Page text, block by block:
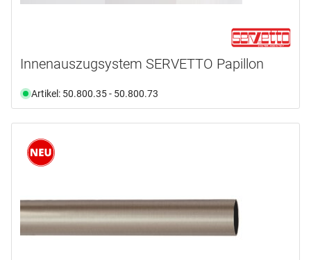
Innenauszugsystem SERVETTO Papillon
Artikel: 50.800.35 - 50.800.73